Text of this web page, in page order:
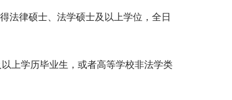
法律硕士、法学硕士及以上学位，全日
上学历毕业生，或者高等学校非法学类